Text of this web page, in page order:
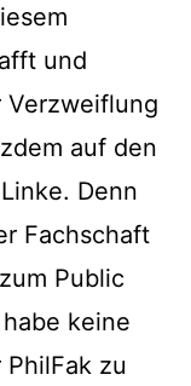
und
Verzweiflung
auf den
Denn
Fachschaft
Public
keine
zu